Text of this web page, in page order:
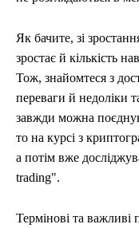
Як бачите, зі
зростає й кількість
Тож, знайомтеся з
переваги й недоліки
завжди можна
то на курсі з
а потім вже
trading".
Термінові та важливі